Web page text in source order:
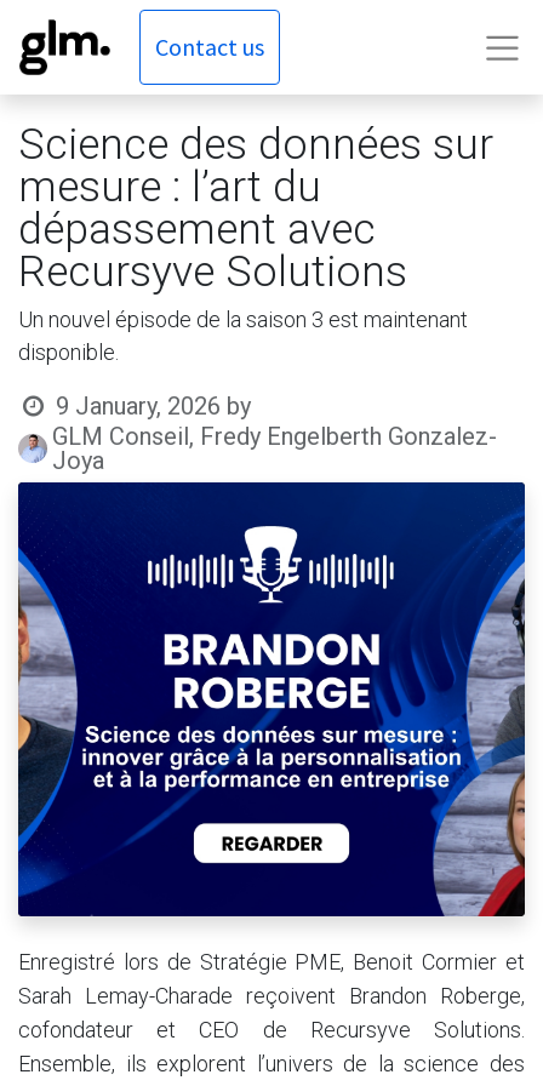
Contact us
Science des données sur
mesure : l’art du
dépassement avec
Recursyve Solutions
Un nouvel épisode de la saison 3 est maintenant
disponible.
9 January, 2026 by
GLM Conseil, Fredy Engelberth Gonzalez-
Joya
Enregistré lors de Stratégie PME, Benoit Cormier et
Sarah Lemay-Charade reçoivent Brandon Roberge,
cofondateur et CEO de Recursyve Solutions.
Ensemble, ils explorent l’univers de la science des